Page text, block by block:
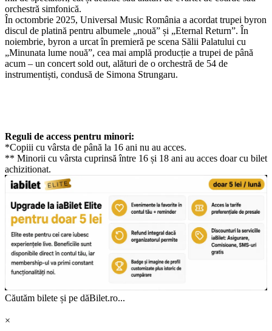
orchestră simfonică.
În octombrie 2025, Universal Music România a acordat trupei byron
discul de platină pentru albumele „nouă” și „Eternal Return”. În
noiembrie, byron a urcat în premieră pe scena Sălii Palatului cu
„Minunata lume nouă”, cea mai amplă producție a trupei de până
acum – un concert sold out, alături de o orchestră de 54 de
instrumentiști, condusă de Simona Strungaru.
Reguli de access pentru minori:
*Copiii cu vârsta de până la 16 ani nu au acces.
** Minorii cu vârsta cuprinsă între 16 și 18 ani au acces doar cu bilet
achizitionat.
Căutăm bilete și pe dăBilet.ro...
×